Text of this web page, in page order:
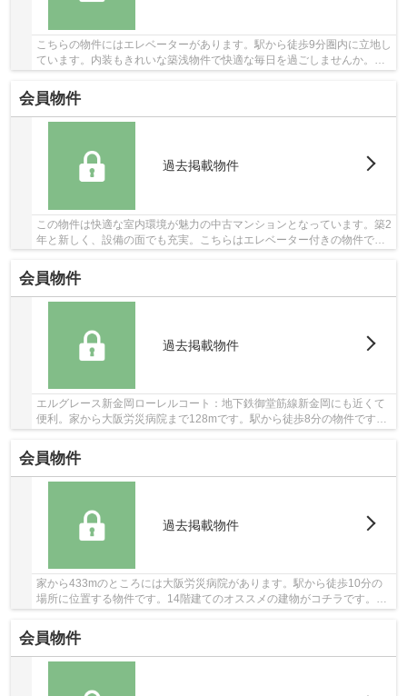
こちらの物件にはエレベーターがあります。駅から徒歩9分圏内に立地し
ています。内装もきれいな築浅物件で快適な毎日を過ごしませんか。快
適な地上11階建ての物件。堺市北区でブリスマ...
会員物件
過去掲載物件
この物件は快適な室内環境が魅力の中古マンションとなっています。築2
年と新しく、設備の面でも充実。こちらはエレベーター付きの物件で
会員物件
過去掲載物件
エルグレース新金岡ローレルコート：地下鉄御堂筋線新金岡にも近くて
便利。家から大阪労災病院まで128mです。駅から徒歩8分の物件です。
会員物件
過去掲載物件
家から433mのところには大阪労災病院があります。駅から徒歩10分の
場所に位置する物件です。14階建てのオススメの建物がコチラです。エ
会員物件